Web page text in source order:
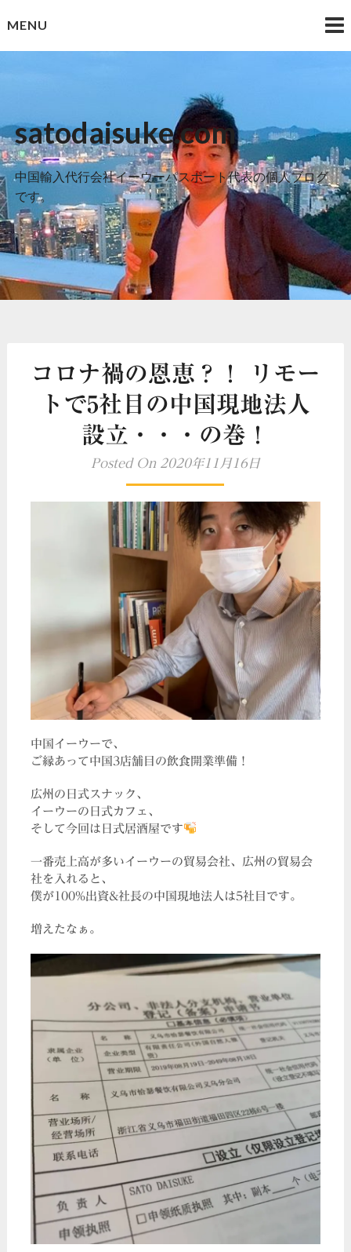
toMENU
satodaisuke.com
中国輸入代行会社イーウーパスポート代表の個人ブログ
です。
コロナ禍の恩恵？！ リモー
トで5社目の中国現地法人
設立・・・の巻！
Posted On 2020年11月16日
中国イーウーで、
ご縁あって中国3店舗目の飲食開業準備！
広州の日式スナック、
イーウーの日式カフェ、
そして今回は日式居酒屋です
一番売上高が多いイーウーの貿易会社、広州の貿易会
社を入れると、
僕が100%出資&社長の中国現地法人は5社目です。
増えたなぁ。